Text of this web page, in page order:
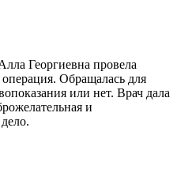
Георгиевна провела
Обращалась для
или нет. Врач дала
и